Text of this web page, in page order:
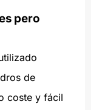
pero
de
coste y fácil